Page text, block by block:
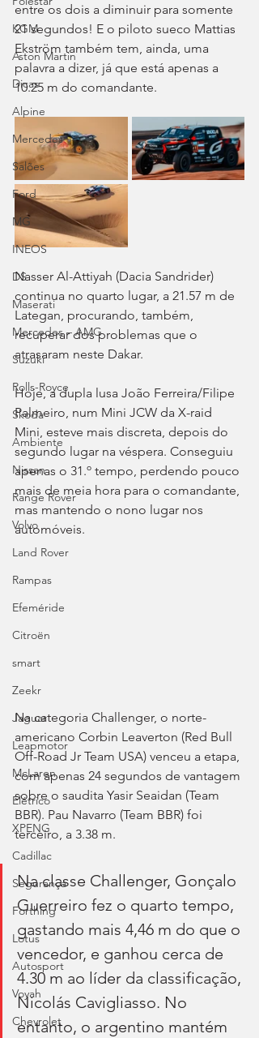
KGM
Aston Martin
Dicas
Alpine
Mercedes
Salões
Ford
MG
INEOS
DS
Maserati
Mercedes – AMG
Suzuki
Rolls-Royce
Skoda
Ambiente
Nissan
Range Rover
Volvo
Land Rover
Rampas
Efeméride
Citroën
smart
Zeekr
Jaguar
Leapmotor
McLaren
Elétrico
XPENG
Cadillac
Segurança
Forthing
Lotus
Autosport
Voyah
Chevrolet
entre os dois a diminuir para somente
21 segundos! E o piloto sueco Mattias
Ekström também tem, ainda, uma
palavra a dizer, já que está apenas a
10.25 m do comandante.
Nasser Al-Attiyah (Dacia Sandrider)
continua no quarto lugar, a 21.57 m de
Lategan, procurando, também,
recuperar dos problemas que o
atrasaram neste Dakar.
Hoje, a dupla lusa João Ferreira/Filipe
Palmeiro, num Mini JCW da X-raid
Mini, esteve mais discreta, depois do
segundo lugar na véspera. Conseguiu
apenas o 31.º tempo, perdendo pouco
mais de meia hora para o comandante,
mas mantendo o nono lugar nos
automóveis.
Na categoria Challenger, o norte-
americano Corbin Leaverton (Red Bull
Off-Road Jr Team USA) venceu a etapa,
com apenas 24 segundos de vantagem
sobre o saudita Yasir Seaidan (Team
BBR). Pau Navarro (Team BBR) foi
terceiro, a 3.38 m.
Na classe Challenger, Gonçalo
Guerreiro fez o quarto tempo,
gastando mais 4,46 m do que o
vencedor, e ganhou cerca de
4.30 m ao líder da classificação,
Nicolás Cavigliasso. No
entanto, o argentino mantém